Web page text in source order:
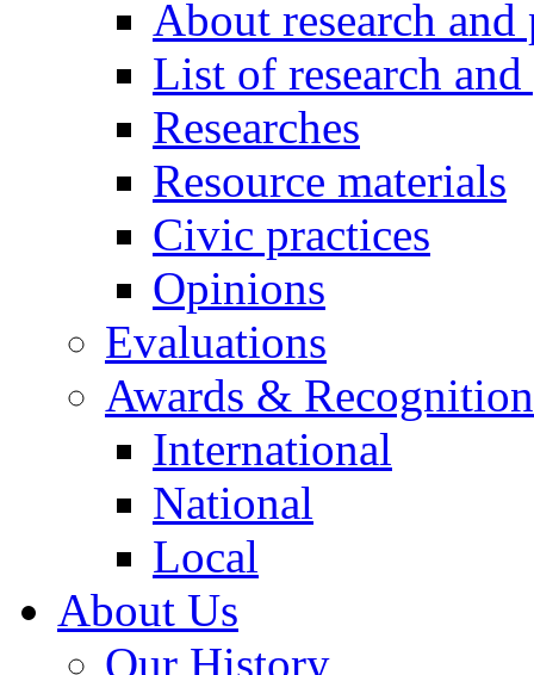
About research
List of research
Researches
Resource materials
Civic practices
Opinions
Evaluations
Awards &
International
National
Local
About Us
Our History